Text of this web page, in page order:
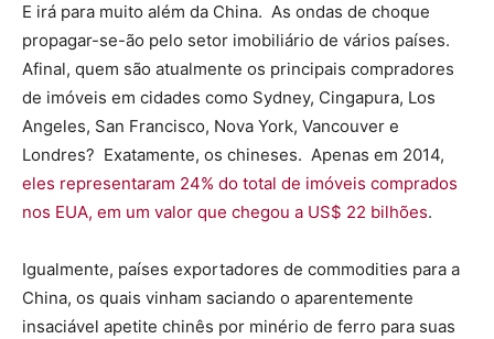
E irá para muito além da China. As ondas de choque
propagar-se-ão pelo setor imobiliário de vários países.
Afinal, quem são atualmente os principais compradores
de imóveis em cidades como Sydney, Cingapura, Los
Angeles, San Francisco, Nova York, Vancouver e
Londres? Exatamente, os chineses. Apenas em 2014,
eles representaram 24% do total de imóveis comprados
nos EUA, em um valor que chegou a US$ 22 bilhões.
Igualmente, países exportadores de commodities para a
China, os quais vinham saciando o aparentemente
insaciável apetite chinês por minério de ferro para suas